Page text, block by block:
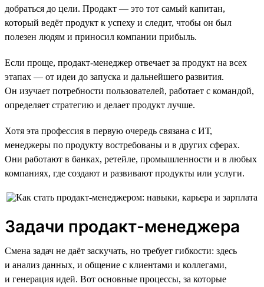
добраться до цели. Продакт — это тот самый капитан,
который ведёт продукт к успеху и следит, чтобы он был
полезен людям и приносил компании прибыль.
Если проще, продакт-менеджер отвечает за продукт на всех
этапах — от идеи до запуска и дальнейшего развития.
Он изучает потребности пользователей, работает с командой,
определяет стратегию и делает продукт лучше.
Хотя эта профессия в первую очередь связана с ИТ,
менеджеры по продукту востребованы и в других сферах.
Они работают в банках, ретейле, промышленности и в любых
компаниях, где создают и развивают продукты или услуги.
Задачи продакт-менеджера
Смена задач не даёт заскучать, но требует гибкости: здесь
и анализ данных, и общение с клиентами и коллегами,
и генерация идей. Вот основные процессы, за которые